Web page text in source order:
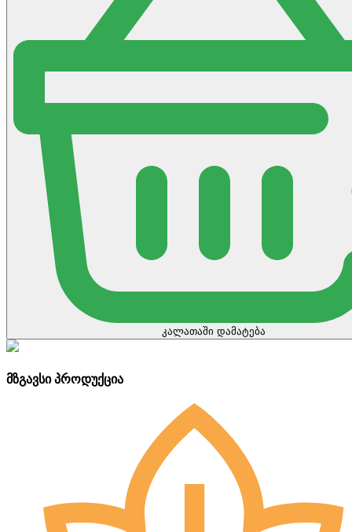
კალათაში დამატება
მზგავსი პროდუქცია